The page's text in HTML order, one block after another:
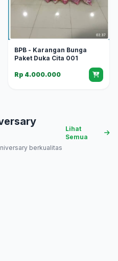
BPB - Karangan Bunga
Paket Duka Cita 001
Rp 4.000.000
berkualitas
Lihat
Semua